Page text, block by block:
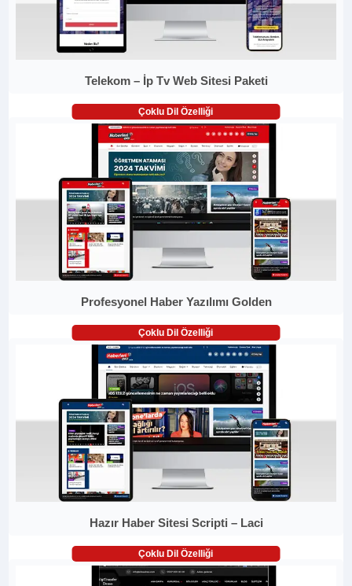
Telekom – İp Tv Web Sitesi Paketi
Çoklu Dil Özelliği
Profesyonel Haber Yazılımı Golden
Çoklu Dil Özelliği
Hazır Haber Sitesi Scripti – Laci
Çoklu Dil Özelliği